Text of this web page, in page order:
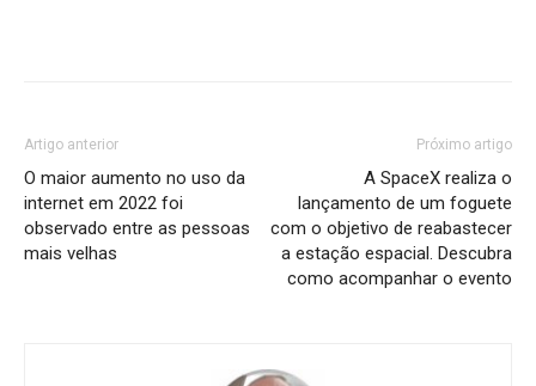
Artigo anterior
O maior aumento no uso da
internet em 2022 foi
observado entre as pessoas
mais velhas
Próximo artigo
A SpaceX realiza o
lançamento de um foguete
com o objetivo de reabastecer
a estação espacial. Descubra
como acompanhar o evento